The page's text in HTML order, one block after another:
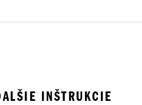
INŠTRUKCIE